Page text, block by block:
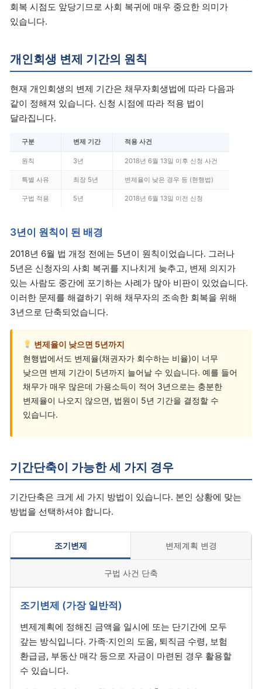
회복 시점도 앞당기므로 사회 복귀에 매우 중요한 의미가
있습니다.
개인회생 변제 기간의 원칙
현재 개인회생의 변제 기간은 채무자회생법에 따라 다음과
같이 정해져 있습니다. 신청 시점에 따라 적용 법이
달라집니다.
구분 변제 기간 적용 사건
원칙 3년 2018년 6월 13일 이후 신청 사건
특별 사유 최장 5년 변제율이 낮은 경우 등 (현행법)
구법 적용 5년 2018년 6월 13일 이전 신청
3년이 원칙이 된 배경
2018년 6월 법 개정 전에는 5년이 원칙이었습니다. 그러나
5년은 신청자의 사회 복귀를 지나치게 늦추고, 변제 의지가
있는 사람도 중간에 포기하는 사례가 많아 비판이 있었습니다.
이러한 문제를 해결하기 위해 채무자의 조속한 회복을 위해
3년으로 단축되었습니다.
변제율이 낮으면 5년까지
현행법에서도 변제율(채권자가 회수하는 비율)이 너무
낮으면 변제 기간이 5년까지 늘어날 수 있습니다. 예를 들어
채무가 매우 많은데 가용소득이 적어 3년으로는 충분한
변제율이 나오지 않으면, 법원이 5년 기간을 결정할 수
있습니다.
기간단축이 가능한 세 가지 경우
기간단축은 크게 세 가지 방법이 있습니다. 본인 상황에 맞는
방법을 선택하셔야 합니다.
조기변제 변제계획 변경
구법 사건 단축
조기변제 (가장 일반적)
변제계획에 정해진 금액을 일시에 또는 단기간에 모두
갚는 방식입니다. 가족·지인의 도움, 퇴직금 수령, 보험
환급금, 부동산 매각 등으로 자금이 마련된 경우 활용할
수 있습니다.